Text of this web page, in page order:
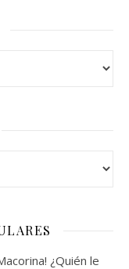
¿Quién le